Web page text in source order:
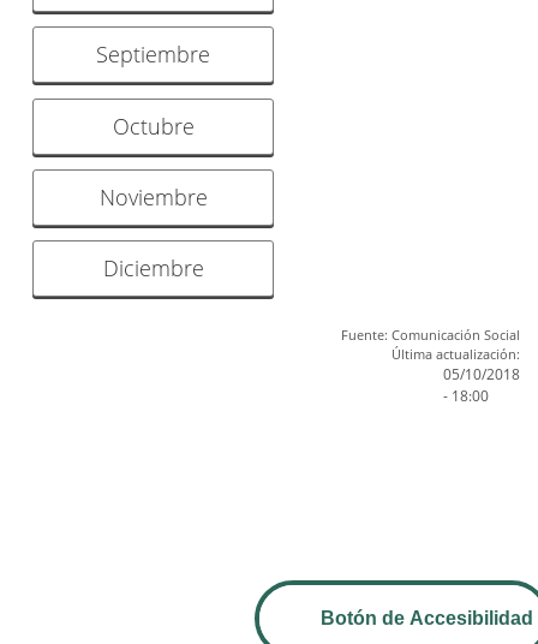
Septiembre
Octubre
Noviembre
Diciembre
Fuente: Comunicación Social
Última actualización:
05/10/2018
- 18:00
Botón de Accesibilidad